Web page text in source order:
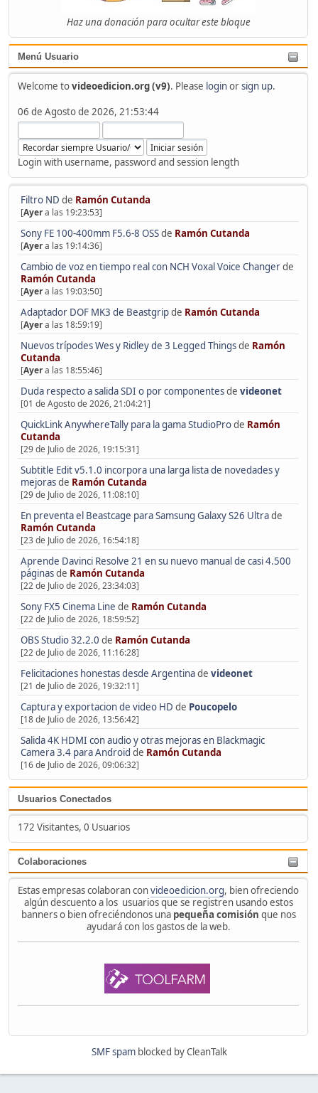
Haz una donación para ocultar este bloque
Menú Usuario
Welcome tovideoedicion.org (v9). Please loginorsign up.
06 de Agosto de 2026, 21:53:44
Login with username, password and session length
Filtro ND de Ramón Cutanda
[Ayera las 19:23:53]
Sony FE 100-400mm F5.6-8 OSSde Ramón Cutanda
[Ayera las 19:14:36]
Cambio de voz en tiempo real con NCH Voxal Voice Changerde
Ramón Cutanda
[Ayera las 19:03:50]
Adaptador DOF MK3 de Beastgripde Ramón Cutanda
[Ayera las 18:59:19]
Nuevos trípodes Wes y Ridley de 3 Legged Thingsde Ramón
Cutanda
[Ayera las 18:55:46]
Duda respecto a salida SDI o por componentesde videonet
[01 de Agosto de 2026, 21:04:21]
QuickLink AnywhereTally para la gama StudioProde Ramón
Cutanda
[29 de Julio de 2026, 19:15:31]
Subtitle Edit v5.1.0 incorpora una larga lista de novedades y
mejorasde Ramón Cutanda
[29 de Julio de 2026, 11:08:10]
En preventa el Beastcage para Samsung Galaxy S26 Ultrade
Ramón Cutanda
[23 de Julio de 2026, 16:54:18]
Aprende Davinci Resolve 21 en su nuevo manual de casi 4.500
páginasde Ramón Cutanda
[22 de Julio de 2026, 23:34:03]
Sony FX5 Cinema Line de Ramón Cutanda
[22 de Julio de 2026, 18:59:52]
OBS Studio 32.2.0 de Ramón Cutanda
[22 de Julio de 2026, 11:16:28]
Felicitaciones honestas desde Argentinade videonet
[21 de Julio de 2026, 19:32:11]
Captura y exportacion de video HD de Poucopelo
[18 de Julio de 2026, 13:56:42]
Salida 4K HDMI con audio y otras mejoras en Blackmagic
Camera 3.4 para Android de Ramón Cutanda
[16 de Julio de 2026, 09:06:32]
Usuarios Conectados
172 Visitantes, 0 Usuarios
Colaboraciones
Estas empresas colaboran convideoedicion.org, bien ofreciendo
algún descuento a los usuarios que se registren usando estos
banners o bien ofreciéndonos una pequeña comisión que nos
ayudará con los gastos de la web.
SMF spamblocked by CleanTalk